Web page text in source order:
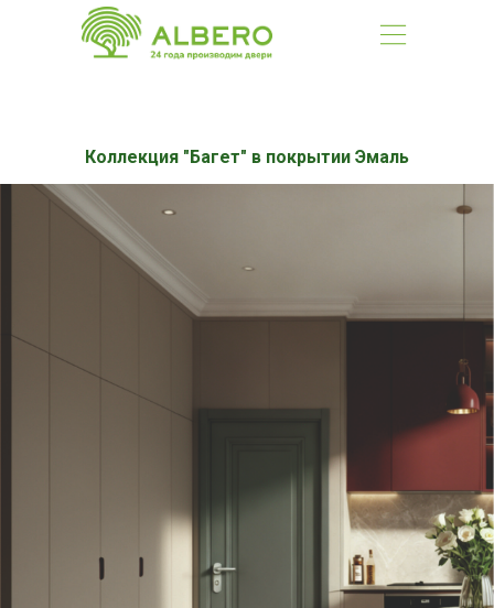
8 (391)
Коллекция "Багет" в покрытии Эмаль